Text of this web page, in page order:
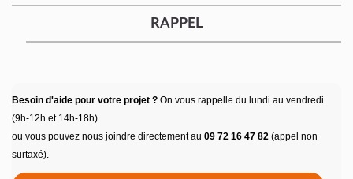
RAPPEL
Besoin d'aide pour votre projet ? On vous rappelle du lundi au vendredi
(9h-12h et 14h-18h)
ou vous pouvez nous joindre directement au 09 72 16 47 82 (appel non
surtaxé).